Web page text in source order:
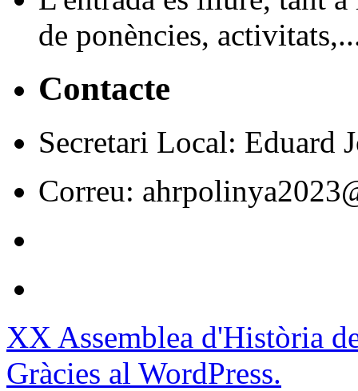
de ponències,
Contacte
Secretari Local: Eduard
Correu:
XX Assemblea d'Història
Gràcies al WordPress.